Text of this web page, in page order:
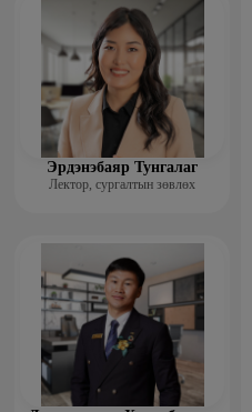
Эрдэнэбаяр Тунгалаг
Лектор, сургалтын зөвлөх